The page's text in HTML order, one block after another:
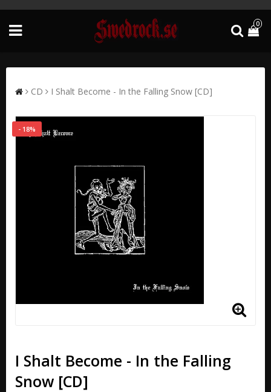
0
CD I Shalt Become - In the Falling Snow [CD]
- 18%
I Shalt Become - In the Falling
Snow [CD]